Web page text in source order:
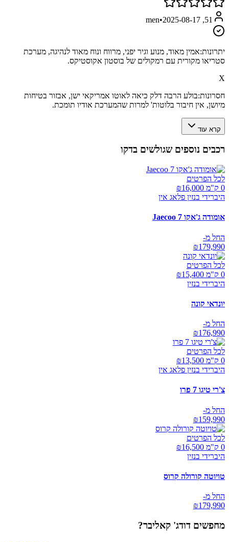
51, men
•2025-08-17
יתרונות:אמין מאוד, מנוע וגיר יפני, מרווח ונוח מאוד לנהיגה, מערכת
סטריאו מקורית עם רמקולים של בוסטון אקוסטיקס.
X
חסרונות:בולע הרבה דלק כיאה לאוטו אמריקאי ישן, אבזור בטיחות
מיושן, אין חיבור בלוטות' למרות שהמערכת אודיו תומכת.
קרא עוד
רכבים נוספים שגולשים בדקו
לכל הפרטים
0 ק"מ ₪
16,000
היברידי בנזין פלאג אין
אומודה ג'אקו Jaecoo 7
החל מ-
₪179,990
לכל הפרטים
0 ק"מ ₪
15,400
היברידי בנזין
יונדאי קונה
החל מ-
₪176,990
לכל הפרטים
0 ק"מ ₪
13,500
היברידי בנזין פלאג אין
צ'רי טיגו 7 פרו
החל מ-
₪159,990
לכל הפרטים
0 ק"מ ₪
16,500
היברידי בנזין
טויוטה קורולה קרוס
החל מ-
₪179,990
מחפשים דודג' קאליבר?